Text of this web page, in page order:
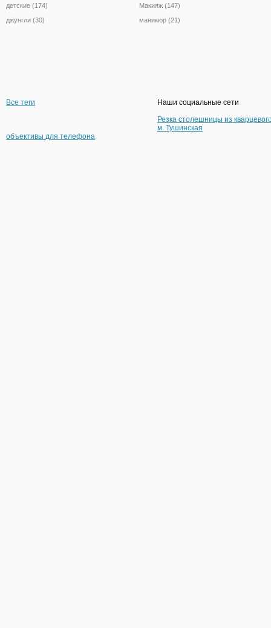
детские (174)
джунгли (30)
Макияж (147)
маникюр (21)
Все теги
Наши социальные сети
Резка столешницы из
м. Тушинская
объективы для телефона